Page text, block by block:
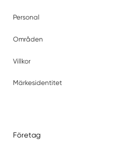
Personal
Områden
Villkor
Märkesidentitet
Företag